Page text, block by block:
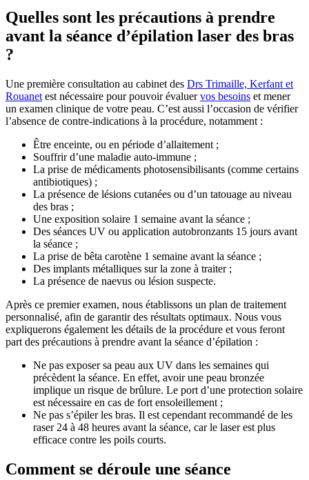
Quelles sont les précautions à prendre
avant la séance d’épilation laser des bras
?
Une première consultation au cabinet des Drs Trimaille, Kerfant et
Rouanet est nécessaire pour pouvoir évaluervos besoins et mener
un examen clinique de votre peau. C’est aussi l’occasion de vérifier
l’absence de contre-indications à la procédure, notamment :
Être enceinte, ou en période d’allaitement ;
Souffrir d’une maladie auto-immune ;
La prise de médicaments photosensibilisants (comme certains
antibiotiques) ;
La présence de lésions cutanées ou d’un tatouage au niveau
des bras ;
Une exposition solaire 1 semaine avant la séance ;
Des séances UV ou application autobronzants 15 jours avant
la séance ;
La prise de bêta carotène 1 semaine avant la séance ;
Des implants métalliques sur la zone à traiter ;
La présence de naevus ou lésion suspecte.
Après ce premier examen, nous établissons un plan de traitement
personnalisé, afin de garantir des résultats optimaux. Nous vous
expliquerons également les détails de la procédure et vous feront
part des précautions à prendre avant la séance d’épilation :
Ne pas exposer sa peau aux UV dans les semaines qui
précèdent la séance. En effet, avoir une peau bronzée
implique un risque de brûlure. Le port d’une protection solaire
est nécessaire en cas de fort ensoleillement ;
Ne pas s’épiler les bras. Il est cependant recommandé de les
raser 24 à 48 heures avant la séance, car le laser est plus
efficace contre les poils courts.
Comment se déroule une séance